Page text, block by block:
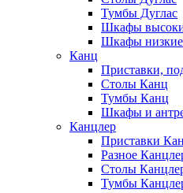
Тумбы Дуглас
Шкафы
Шкафы низкие
Канц
Приставки,
Столы Канц
Тумбы Канц
Шкафы и
Канцлер
Приставки
Разное
Столы
Тумбы